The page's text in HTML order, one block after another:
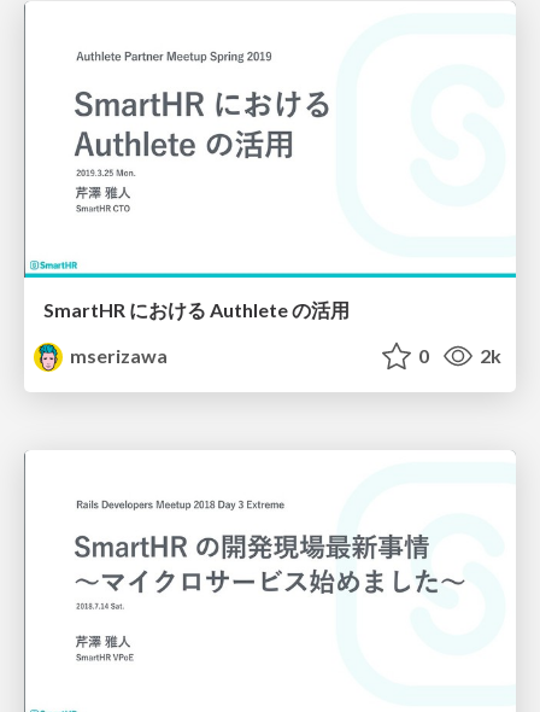
SmartHR における Authlete の活用
mserizawa
0 2k